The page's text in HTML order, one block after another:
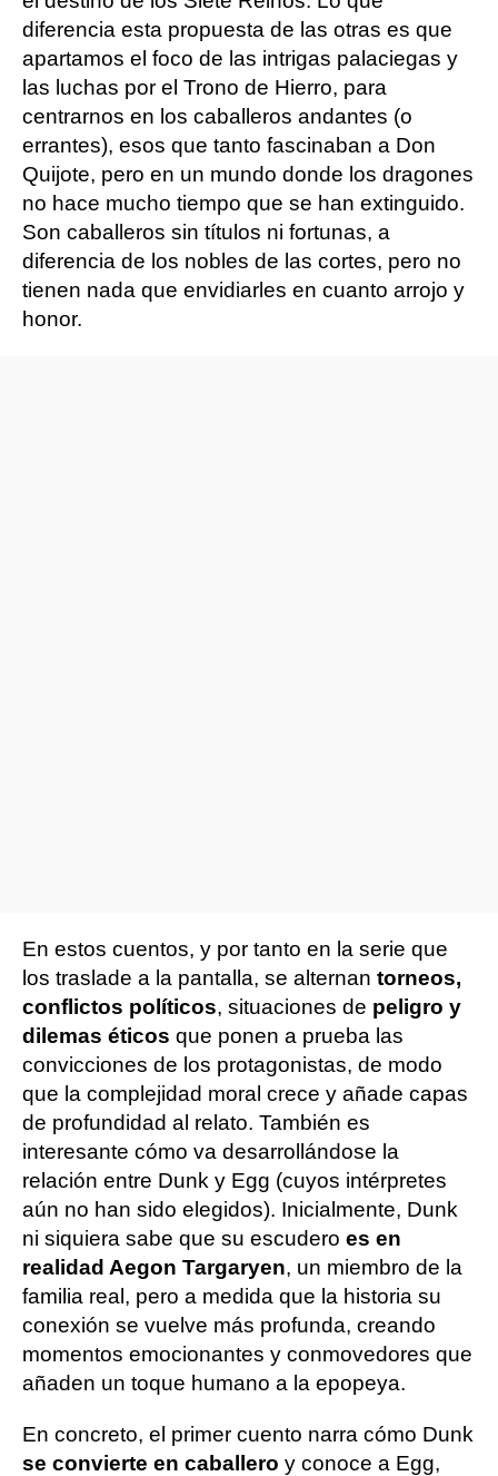
diferencia esta propuesta de las otras es que
apartamos el foco de las intrigas palaciegas y
las luchas por el Trono de Hierro, para
centrarnos en los caballeros andantes (o
errantes), esos que tanto fascinaban a Don
Quijote, pero en un mundo donde los dragones
no hace mucho tiempo que se han extinguido.
Son caballeros sin títulos ni fortunas, a
diferencia de los nobles de las cortes, pero no
tienen nada que envidiarles en cuanto arrojo y
honor.
En estos cuentos, y por tanto en la serie que
los traslade a la pantalla, se alternan torneos,
conflictos políticos, situaciones de peligro y
dilemas éticos que ponen a prueba las
convicciones de los protagonistas, de modo
que la complejidad moral crece y añade capas
de profundidad al relato. También es
interesante cómo va desarrollándose la
relación entre Dunk y Egg (cuyos intérpretes
aún no han sido elegidos). Inicialmente, Dunk
ni siquiera sabe que su escudero es en
realidad Aegon Targaryen, un miembro de la
familia real, pero a medida que la historia su
conexión se vuelve más profunda, creando
momentos emocionantes y conmovedores que
añaden un toque humano a la epopeya.
En concreto, el primer cuento narra cómo Dunk
se convierte en caballero y conoce a Egg,